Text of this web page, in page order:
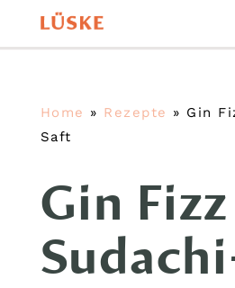
Home » Rezepte » Gin
Saft
Gin